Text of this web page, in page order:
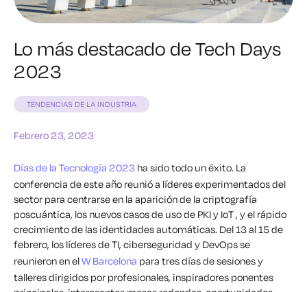
Lo más destacado de Tech Days
2023
TENDENCIAS DE LA INDUSTRIA
Febrero 23, 2023
Días de la Tecnología 2023 ha sido todo un éxito. La
conferencia de este año reunió a líderes experimentados del
sector para centrarse en la aparición de la criptografía
poscuántica, los nuevos casos de uso de PKI y IoT , y el rápido
crecimiento de las identidades automáticas. Del 13 al 15 de
febrero, los líderes de TI, ciberseguridad y DevOps se
reunieron en elW Barcelona para tres días de sesiones y
talleres dirigidos por profesionales, inspiradores ponentes